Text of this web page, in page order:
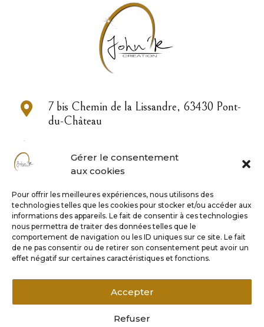
Gérer le consentement
aux cookies
Pour offrir les meilleures expériences, nous utilisons des
technologies telles que les cookies pour stocker et/ou accéder aux
informations des appareils. Le fait de consentir à ces technologies
nous permettra de traiter des données telles que le
comportement de navigation ou les ID uniques sur ce site. Le fait
de ne pas consentir ou de retirer son consentement peut avoir un
effet négatif sur certaines caractéristiques et fonctions.
Accepter
Refuser

7 bis Chemin de la Lissandre, 63430 Pont-
du-Château

contact@john-or.fr

Horaires
Mardi au vendredi 9h – 18h